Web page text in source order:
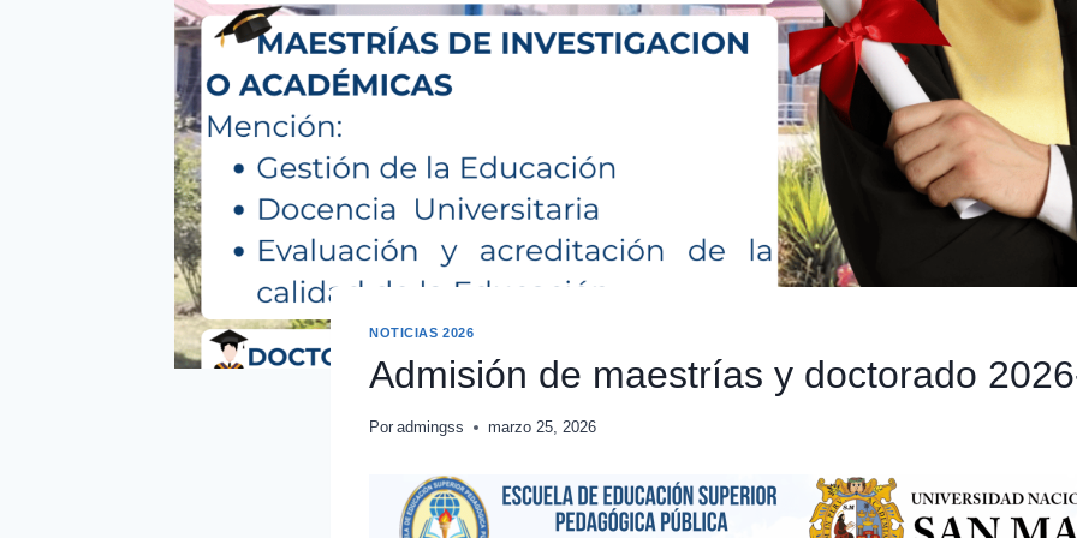
NOTICIAS 2026
Admisión de maestrías y doctorado
Por admingss marzo 25, 2026